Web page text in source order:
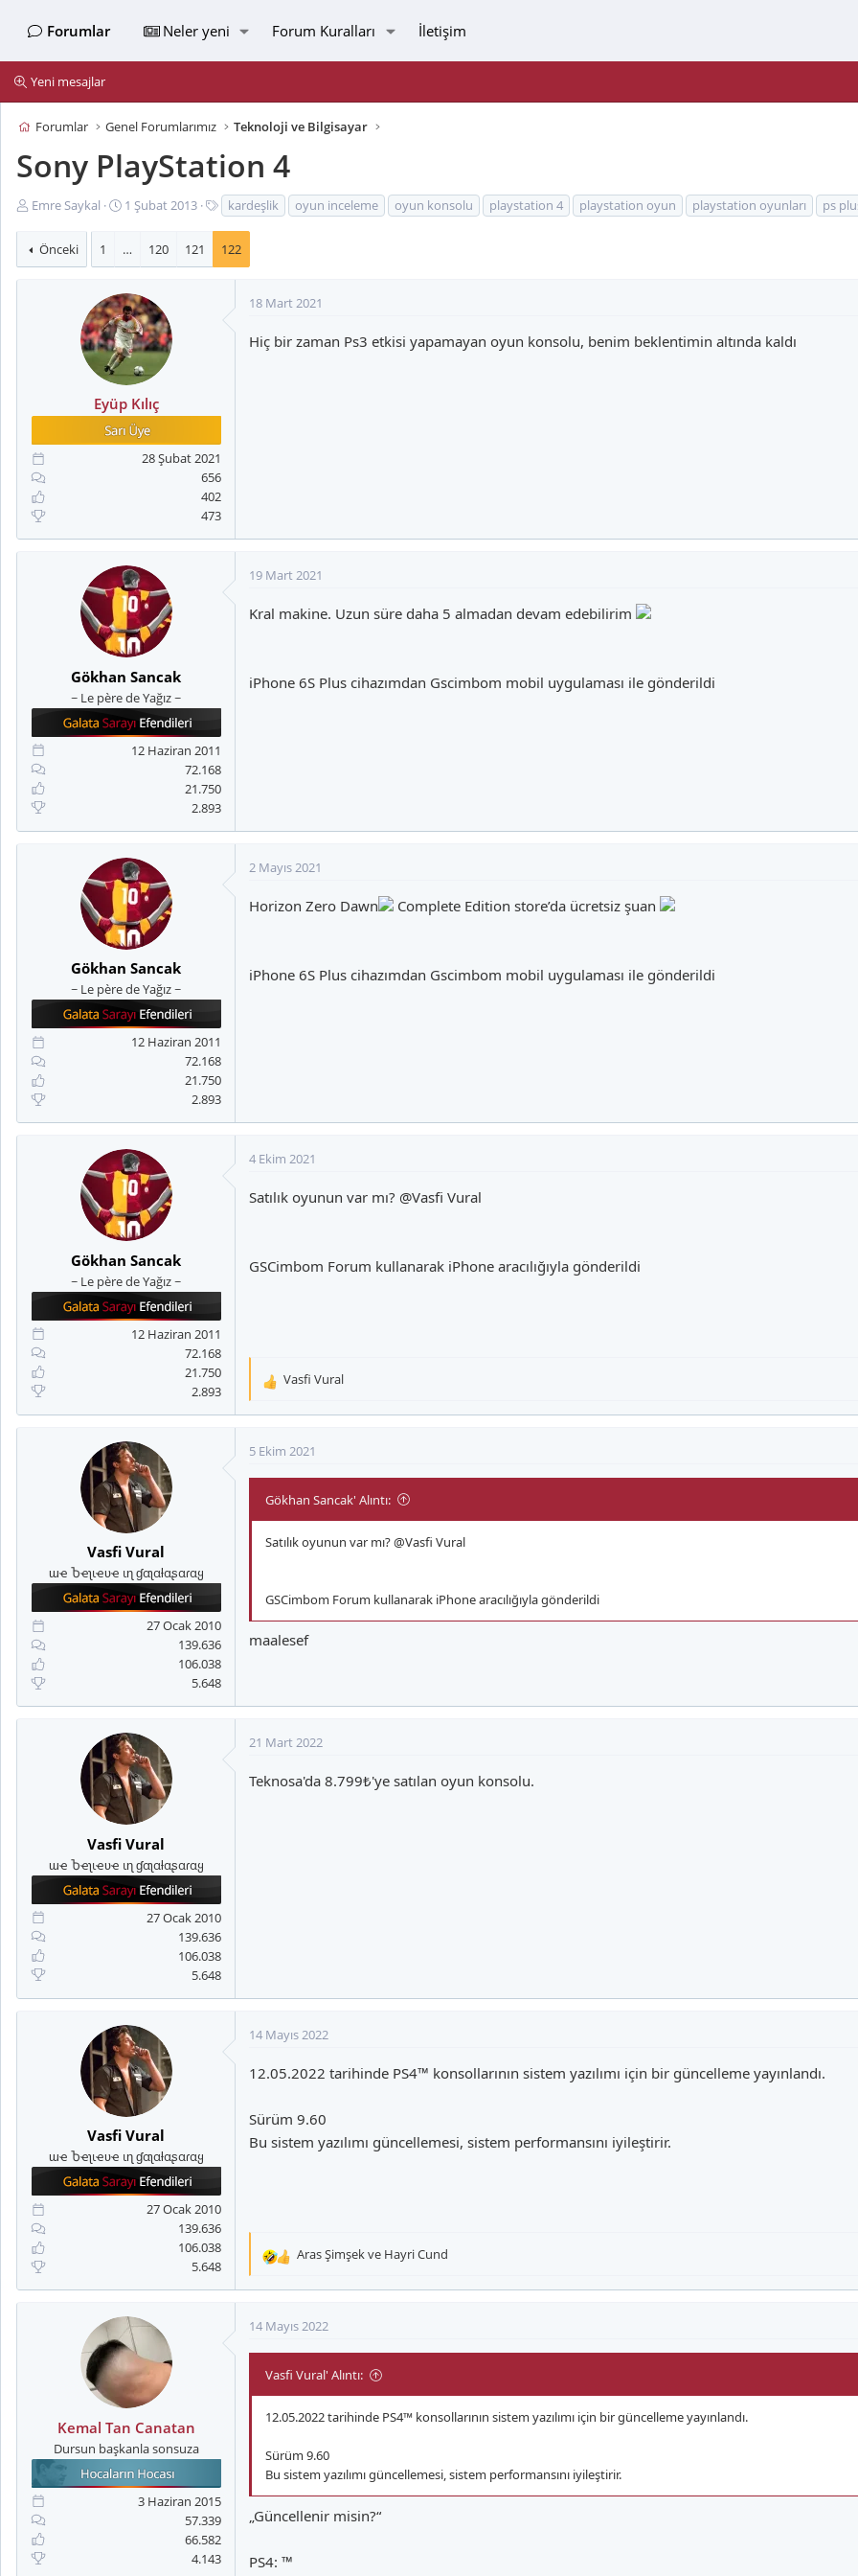
Forumlar Neler yeni Forum Kuralları İletişim
Yeni mesajlar
Forumlar Genel Forumlarımız Teknoloji ve Bilgisayar
Sony PlayStation 4
K
t
n
Emre Saykal
B
n
g
ı
ç
t
r
i
1 Şubat 2013
t
kardeşlik oyun inceleme oyun konsolu playstation 4 playstation oyun playstation oyunları ps
Önceki 1 … 120 121 122
Eyüp Kılıç
28 Şubat 2021
656
402
473
18 Mart 2021
Hiç bir zaman Ps3 etkisi yapamayan oyun konsolu, benim beklentimin altında kaldı
Gökhan Sancak
~ Le père de Yağız ~
12 Haziran 2011
72.168
21.750
2.893
19 Mart 2021
Kral makine. Uzun süre daha 5 almadan devam edebilirim
iPhone 6S Plus cihazımdan Gscimbom mobil uygulaması ile gönderildi
Gökhan Sancak
~ Le père de Yağız ~
12 Haziran 2011
72.168
21.750
2.893
2 Mayıs 2021
Horizon Zero Dawn Complete Edition store’da ücretsiz şuan
iPhone 6S Plus cihazımdan Gscimbom mobil uygulaması ile gönderildi
Gökhan Sancak
~ Le père de Yağız ~
12 Haziran 2011
72.168
21.750
2.893
4 Ekim 2021
Satılık oyunun var mı? @Vasfi Vural
GSCimbom Forum kullanarak iPhone aracılığıyla gönderildi
T
k
l
e
r
Vasfi Vural
Vasfi Vural
ɯҽ Ⴆҽʅιҽʋҽ ιɳ ɠαʅαƚαʂαɾαყ
27 Ocak 2010
139.636
106.038
5.648
5 Ekim 2021
Gökhan Sancak' Alıntı:
Satılık oyunun var mı?@Vasfi Vural
GSCimbom Forum kullanarak iPhone aracılığıyla gönderildi
maalesef
Vasfi Vural
ɯҽ Ⴆҽʅιҽʋҽ ιɳ ɠαʅαƚαʂαɾαყ
27 Ocak 2010
139.636
106.038
5.648
21 Mart 2022
Teknosa'da 8.799₺'ye satılan oyun konsolu.
Vasfi Vural
ɯҽ Ⴆҽʅιҽʋҽ ιɳ ɠαʅαƚαʂαɾαყ
27 Ocak 2010
139.636
106.038
5.648
14 Mayıs 2022
12.05.2022 tarihinde PS4™ konsollarının sistem yazılımı için bir güncelleme yayınlandı.
Sürüm 9.60
Bu sistem yazılımı güncellemesi, sistem performansını iyileştirir.
T
k
l
e
r
Aras Şimşekve Hayri Cund
Kemal Tan Canatan
Dursun başkanla sonsuza
3 Haziran 2015
57.339
66.582
4.143
14 Mayıs 2022
Vasfi Vural' Alıntı:
12.05.2022 tarihinde PS4™ konsollarının sistem yazılımı için bir güncelleme yayınlandı.
Sürüm 9.60
Bu sistem yazılımı güncellemesi, sistem performansını iyileştirir.
„Güncellenir misin?“
PS4: ™